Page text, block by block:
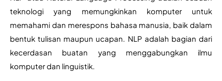
teknologi yang memungkinkan komputer untuk
memahami dan merespons bahasa manusia, baik dalam
bentuk tulisan maupun ucapan. NLP adalah bagian dari
kecerdasan buatan yang menggabungkan ilmu
komputer dan linguistik.